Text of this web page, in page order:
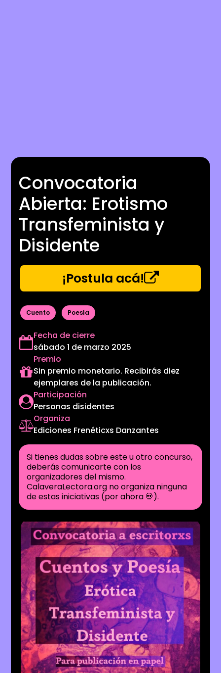
Convocatoria
Abierta: Erotismo
Transfeminista y
Disidente
¡Postula acá!
Cuento Poesía
Fecha de cierre
sábado 1 de marzo 2025
Premio
Sin premio monetario. Recibirás diez
ejemplares de la publicación.
Participación
Personas disidentes
Organiza
Ediciones Frenéticxs Danzantes
Si tienes dudas sobre este u otro concurso,
deberás comunicarte con los
organizadores del mismo.
CalaveraLectora.org no organiza ninguna
de estas iniciativas (por ahora 💀).